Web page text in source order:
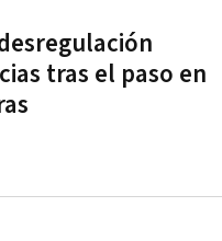
tras el paso en